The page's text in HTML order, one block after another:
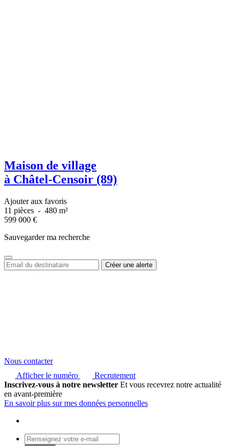
Maison de village
à Châtel-Censoir (89)
Ajouter aux favoris
11 pièces - 480 m²
599 000 €
Sauvegarder ma recherche
Nous contacter
Afficher le numéro
Recrutement
Inscrivez-vous à notre newsletter Et vous recevrez notre actualité
en avant-première
En savoir plus sur mes données personnelles